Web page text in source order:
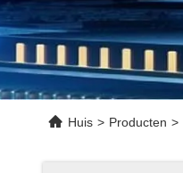
Huis > Producten >